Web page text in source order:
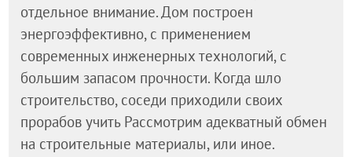
отдельное внимание. Дом построен
энергоэффективно, с применением
современных инженерных технологий, с
большим запасом прочности. Когда шло
строительство, соседи приходили своих
прорабов учить Рассмотрим адекватный обмен
на строительные материалы, или иное.